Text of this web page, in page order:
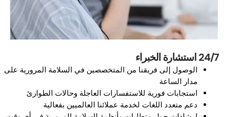
24/7 استشارة الخبراء
الوصول إلى فريقنا من المتخصصين في السلامة المرورية على
مدار الساعة
استجابات فورية للاستفسارات العاجلة وحالات الطوارئ
دعم متعدد اللغات لخدمة عملائنا العالميين بفعالية